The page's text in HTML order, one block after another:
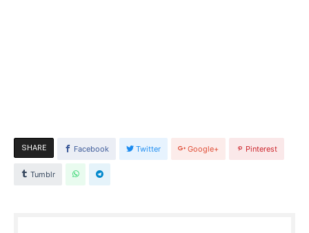
SHARE Facebook Twitter Google+ Pinterest
Tumblr